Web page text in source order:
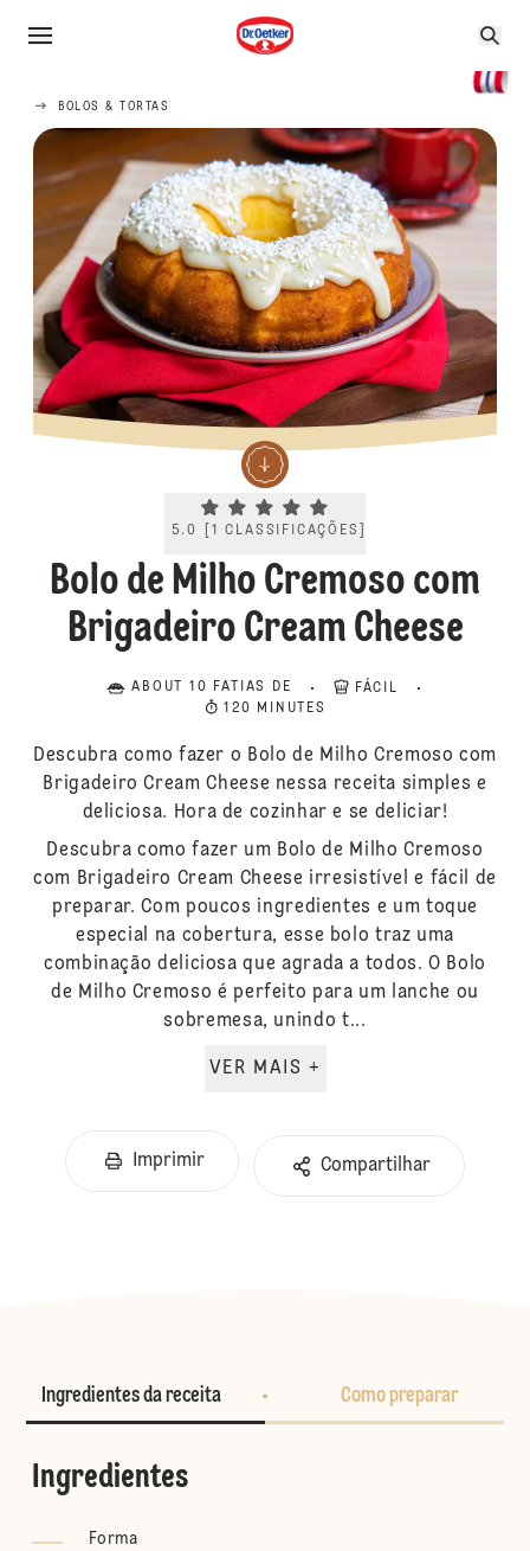
BOLOS & TORTAS
Current rating 5.0. Click to rate.
5.0 1 CLASSIFICAÇÕES
Bolo de Milho Cremoso com
Brigadeiro Cream Cheese
ABOUT 10 FATIAS DE
FÁCIL
120 MINUTES
Descubra como fazer o Bolo de Milho Cremoso com
Brigadeiro Cream Cheese nessa receita simples e
deliciosa. Hora de cozinhar e se deliciar!
Descubra como fazer um Bolo de Milho Cremoso
com Brigadeiro Cream Cheese irresistível e fácil de
preparar. Com poucos ingredientes e um toque
especial na cobertura, esse bolo traz uma
combinação deliciosa que agrada a todos. O Bolo
de Milho Cremoso é perfeito para um lanche ou
sobremesa, unindo t...
VER MAIS +
Imprimir Compartilhar
Ingredientes da receita Como preparar
Ingredientes
Forma